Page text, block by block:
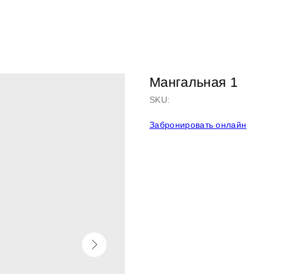
Мангальная 1
SKU:
Забронировать онлайн